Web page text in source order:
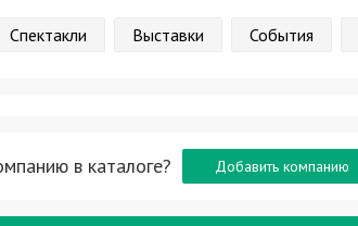
Спектакли Выставки События
в каталоге? Добавить компанию